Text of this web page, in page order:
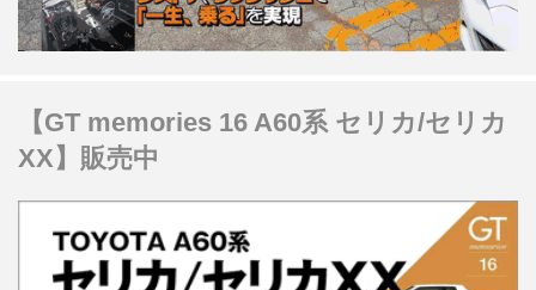
【GT memories 16 A60系 セリカ/セリカ
XX】販売中